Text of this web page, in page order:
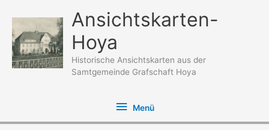
springen
Ansichtskarten-
Hoya
Historische Ansichtskarten aus der
Samtgemeinde Grafschaft Hoya
Menü
Menü